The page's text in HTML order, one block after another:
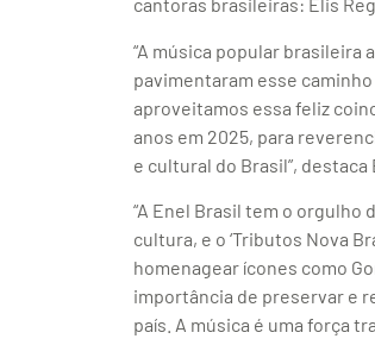
“A música popular brasileira
pavimentaram esse
aproveitamos essa feliz
anos em 2025, para
e cultural do Brasil”,
“A Enel Brasil tem o orgulho
cultura, e o ‘Tributos Nova
homenagear ícones como
importância de preservar e
país. A música é uma força